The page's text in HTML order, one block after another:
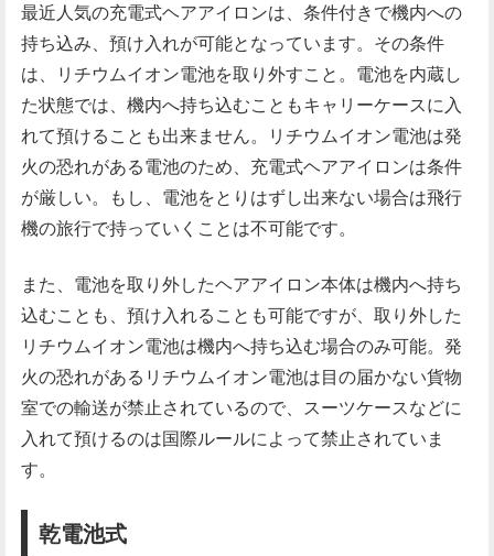
最近人気の充電式ヘアアイロンは、条件付きで機内への
持ち込み、預け入れが可能となっています。その条件
は、リチウムイオン電池を取り外すこと。電池を内蔵し
た状態では、機内へ持ち込むこともキャリーケースに入
れて預けることも出来ません。リチウムイオン電池は発
火の恐れがある電池のため、充電式ヘアアイロンは条件
が厳しい。もし、電池をとりはずし出来ない場合は飛行
機の旅行で持っていくことは不可能です。
また、電池を取り外したヘアアイロン本体は機内へ持ち
込むことも、預け入れることも可能ですが、取り外した
リチウムイオン電池は機内へ持ち込む場合のみ可能。発
火の恐れがあるリチウムイオン電池は目の届かない貨物
室での輸送が禁止されているので、スーツケースなどに
入れて預けるのは国際ルールによって禁止されていま
す。
乾電池式